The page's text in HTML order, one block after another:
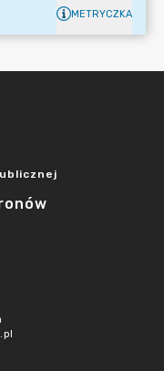
METRYCZKA